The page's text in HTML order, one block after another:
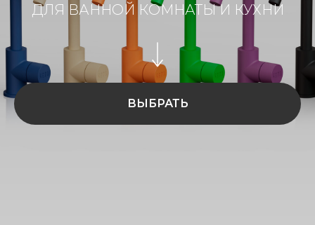
ДЛЯ ВАННОЙ КОМНАТЫ И КУХНИ
ВЫБРАТЬ